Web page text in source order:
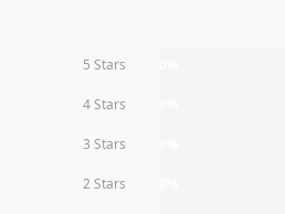
5 Stars
4 Stars
3 Stars
2 Stars